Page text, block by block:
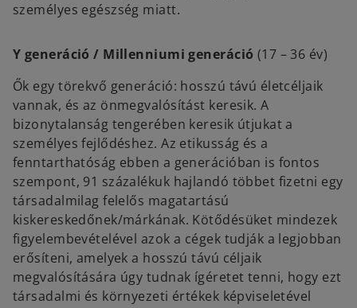
személyes egészség miatt.
Y generáció / Millenniumi generáció (17 – 36 év)
Ők egy törekvő generáció: hosszú távú életcéljaik
vannak, és az önmegvalósítást keresik. A
bizonytalanság tengerében keresik útjukat a
személyes fejlődéshez. Az etikusság és a
fenntarthatóság ebben a generációban is fontos
szempont, 91 százalékuk hajlandó többet fizetni egy
társadalmilag felelős magatartású
kiskereskedőnek/márkának. Kötődésüket mindezek
figyelembevételével azok a cégek tudják a legjobban
erősíteni, amelyek a hosszú távú céljaik
megvalósítására úgy tudnak ígéretet tenni, hogy ezt
társadalmi és környezeti értékek képviseletével